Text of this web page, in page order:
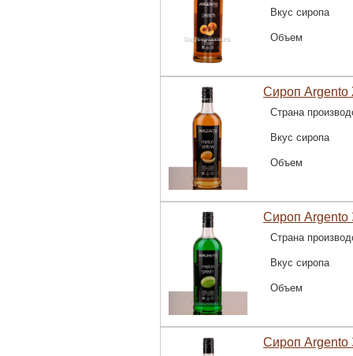
Вкус сиропа
Объем
Сироп
Страна
Вкус сиропа
Объем
Сироп Argento
Страна
Вкус сиропа
Объем
Сироп Argento